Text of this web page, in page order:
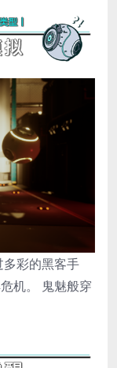
彩的黑客手
机。 鬼魅般穿